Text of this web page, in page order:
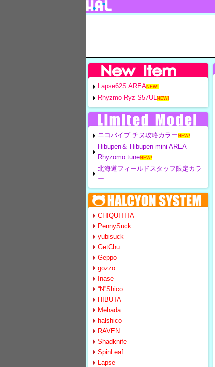
Lapse62S AREANEW!
Rhyzmo Ryz-S57ULNEW!
ニコバイブ チヌ攻略カラー NEW!
Hibupen＆ Hibupen mini AREA
Rhyzomo tuneNEW!
北海道フィールドスタッフ限定カラ
ー
CHIQUITITA
PennySuck
yubisuck
GetChu
Geppo
gozzo
Inase
“N”Shico
HIBUTA
Mehada
halshico
RAVEN
Shadknife
SpinLeaf
Lapse